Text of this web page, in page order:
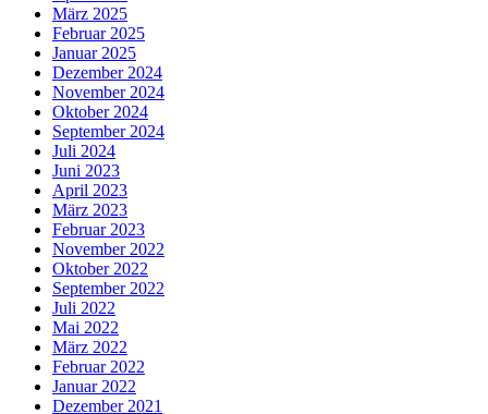
März 2025
Februar 2025
Januar 2025
Dezember 2024
November 2024
Oktober 2024
September 2024
Juli 2024
Juni 2023
April 2023
März 2023
Februar 2023
November 2022
Oktober 2022
September 2022
Juli 2022
Mai 2022
März 2022
Februar 2022
Januar 2022
Dezember 2021